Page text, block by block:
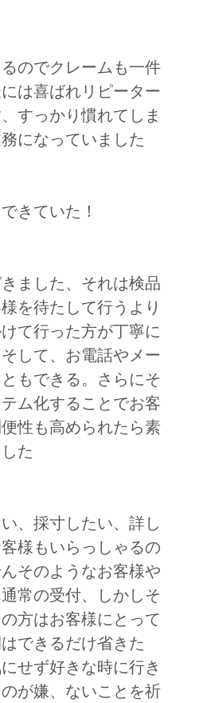
のでクレームも一件
は喜ばれリピーター
すっかり慣れてしま
になっていました
きていた！
ました、それは検品
を待たして行うより
て行った方が丁寧に
して、お電話やメー
もできる。さらにそ
ム化することでお客
性も高められたら素
た
、採寸したい、詳し
様もいらっしゃるの
そのようなお客様や
常の受付、しかしそ
方はお客様にとって
できるだけ省きた
せず好きな時に行き
が嫌、ないことを祈